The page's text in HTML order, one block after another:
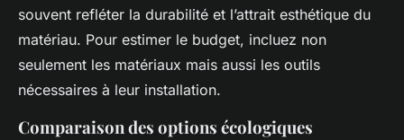
souvent refléter la durabilité et l’attrait esthétique du
matériau. Pour estimer le budget, incluez non
seulement les matériaux mais aussi les outils
nécessaires à leur installation.
Comparaison des options écologiques